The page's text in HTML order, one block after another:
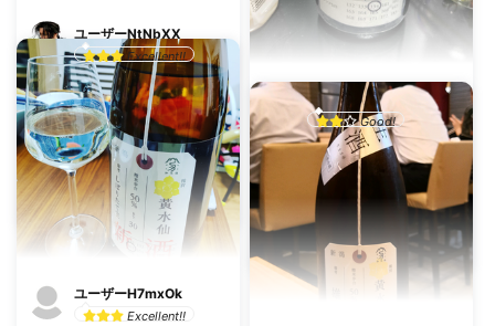
ユーザーNtNbXX
Excellent!!
清涼感の有る香りとアルコール
度数13度という軽快が合わさっ
てスイスイと飲める
乾杯数：0 投稿日：10月24日
荷札酒 加茂錦 黄水仙 純米大吟醸 生
加茂錦酒造株式会社（新潟県）
ポリポリくん！
Good!
フルティーで飲みやすいが、舌
に刺激があり特徴的
乾杯数：0 投稿日：8月10日
荷札酒 加茂錦 黄水仙 純米大吟醸 生
加茂錦酒造株式会社（新潟県）
ユーザーH7mxOk
Excellent!!